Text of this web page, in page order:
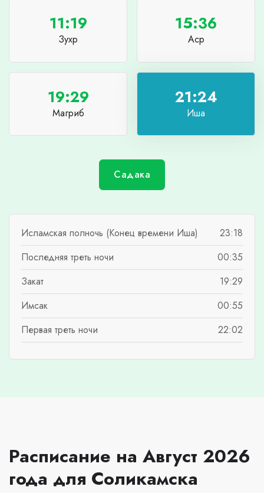
11:19
Зухр
15:36
Аср
19:29
Магриб
21:24
Иша
Садака
Исламская полночь (Конец времени Иша)
23:18
Последняя треть ночи
00:35
Закат
19:29
Имсак
00:55
Первая треть ночи
22:02
Расписание на Август 2026
года для Соликамска